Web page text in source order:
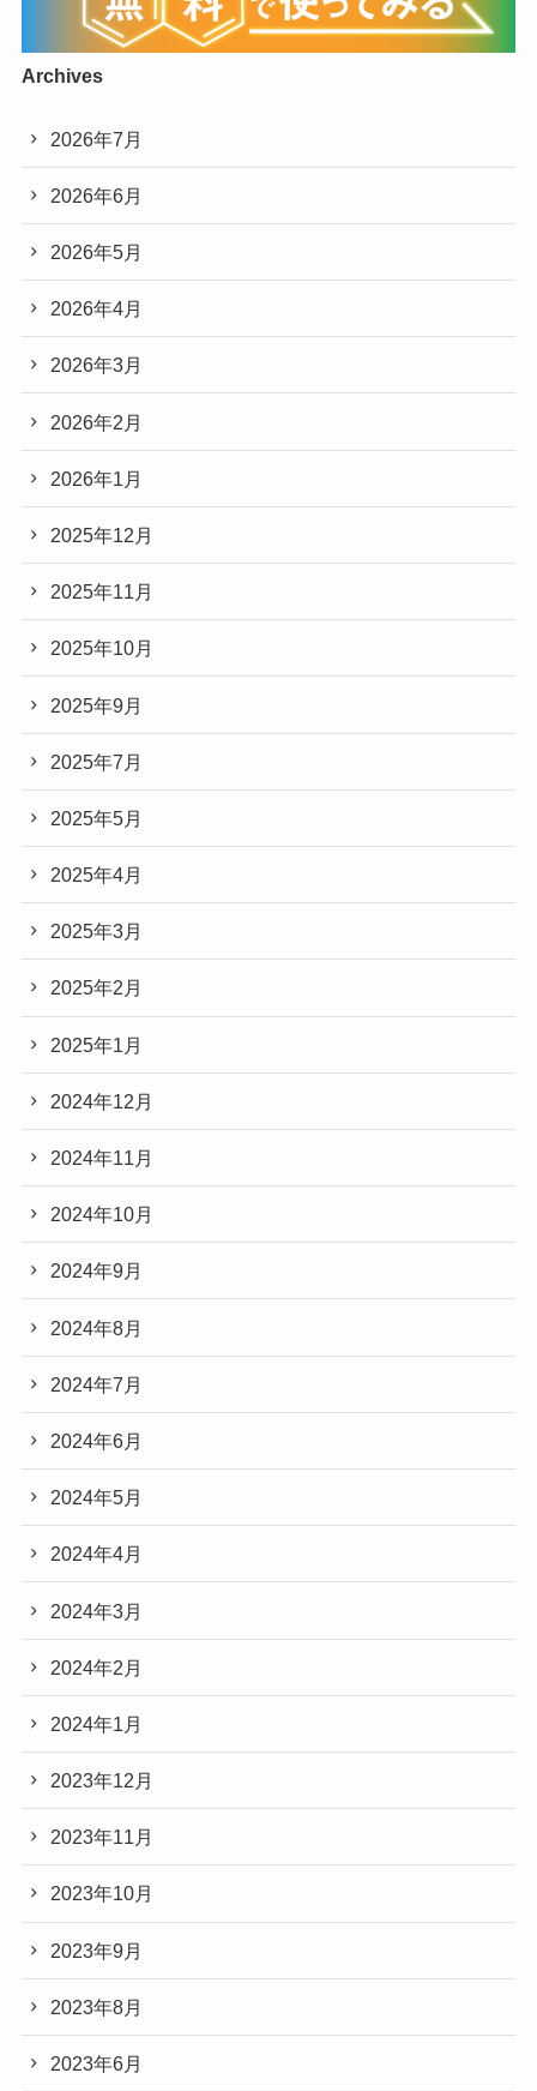
Archives
2026年7月
2026年6月
2026年5月
2026年4月
2026年3月
2026年2月
2026年1月
2025年12月
2025年11月
2025年10月
2025年9月
2025年7月
2025年5月
2025年4月
2025年3月
2025年2月
2025年1月
2024年12月
2024年11月
2024年10月
2024年9月
2024年8月
2024年7月
2024年6月
2024年5月
2024年4月
2024年3月
2024年2月
2024年1月
2023年12月
2023年11月
2023年10月
2023年9月
2023年8月
2023年6月